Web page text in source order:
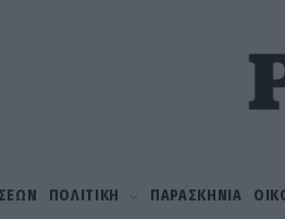
ΠΟΛΙΤΙΚΗ ΠΑΡΑΣΚΗΝΙΑ